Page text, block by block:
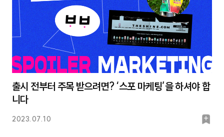
출시 전부터 주목 받으려면? ‘스포 마케팅’을 하셔야 합
니다
2023.07.10
북